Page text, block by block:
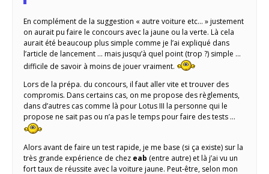
En complément de la suggestion « autre voiture etc… » justement
on aurait pu faire le concours avec la jaune ou la verte. Là cela
aurait été beaucoup plus simple comme je l’ai expliqué dans
l’article de lancement … mais jusqu’à quel point (trop ?) simple …
difficile de savoir à moins de jouer vraiment.
Lors de la prépa. du concours, il faut aller vite et trouver des
compromis. Dans certains cas, on me propose des règlements,
dans d’autres cas comme là pour Lotus III la personne qui le
propose ne sait pas ou n’a pas le temps pour faire des tests …
Alors avant de faire un test rapide, je me base (si ça existe) sur la
très grande expérience de chez eab (entre autre) et là j’ai vu un
fort taux de réussite avec la voiture jaune. Peut-être, selon mon